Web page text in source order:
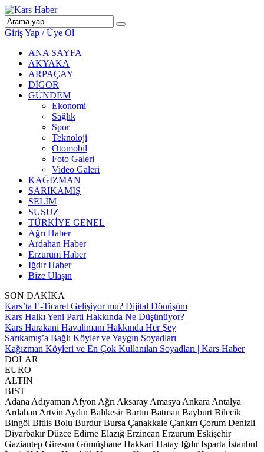
Giriş Yap / Üye Ol
ANA SAYFA
AKYAKA
ARPAÇAY
DİGOR
GÜNDEM
Ekonomi
Sağlık
Spor
Teknoloji
Otomobil
Foto Galeri
Video Galeri
KAĞIZMAN
SARIKAMIŞ
SELİM
SUSUZ
TÜRKİYE GENEL
Ağrı Haber
Ardahan Haber
Erzurum Haber
Iğdır Haber
Bize Ulaşın
SON DAKİKA
Kars’ta E-Ticaret Gelişiyor mu? Dijital Dönüşüm
Kars Halkı Yeni Parti Hakkında Ne Düşünüyor?
Kars Harakani Havalimanı Hakkında Her Şey
Sarıkamış’a Bağlı Köyler ve Yaygın Soyadları
Kağızman Köyleri ve En Çok Kullanılan Soyadları | Kars Haber
DOLAR
EURO
ALTIN
BIST
Adana Adıyaman Afyon Ağrı Aksaray Amasya Ankara Antalya
Ardahan Artvin Aydın Balıkesir Bartın Batman Bayburt Bilecik
Bingöl Bitlis Bolu Burdur Bursa Çanakkale Çankırı Çorum Denizli
Diyarbakır Düzce Edirne Elazığ Erzincan Erzurum Eskişehir
Gaziantep Giresun Gümüşhane Hakkari Hatay Iğdır Isparta İstanbul